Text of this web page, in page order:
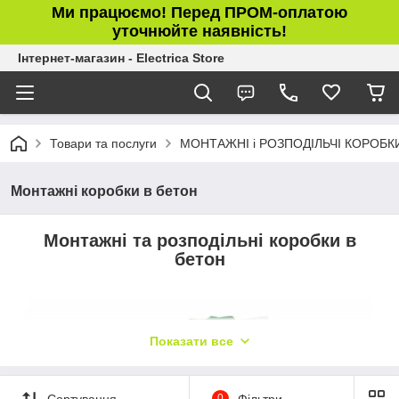
Ми працюємо! Перед ПРОМ-оплатою
уточнюйте наявність!
Інтернет-магазин - Electrica Store
Товари та послуги МОНТАЖНІ і РОЗПОДІЛЬЧІ
Монтажні коробки в бетон
Монтажні та розподільні коробки в
бетон
Показати все